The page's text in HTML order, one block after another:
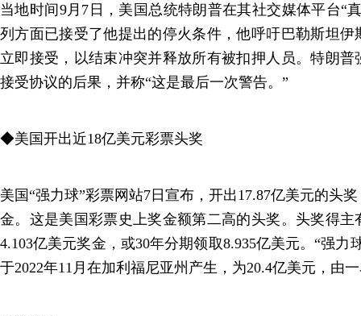
当地时间9月7日，美国总统特朗普在其社交媒体平台“
列方面已接受了他提出的停火条件，他呼吁巴勒斯坦
立即接受，以结束冲突并释放所有被扣押人员。特朗
接受协议的后果，并称“这是最后一次警告。”
◆美国开出近18亿美元彩票头奖
美国“强力球”彩票网站7日宣布，开出17.87亿美元的头
金。这是美国彩票史上奖金额第二高的头奖。头奖得
4.103亿美元奖金，或30年分期领取8.935亿美元。“强力
于2022年11月在加利福尼亚州产生，为20.4亿美元，由